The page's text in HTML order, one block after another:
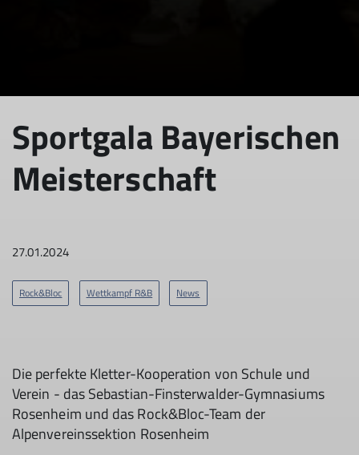
Sportgala Bayerischen
Meisterschaft
27.01.2024
Rock&Bloc Wettkampf R&B News
Die perfekte Kletter-Kooperation von Schule und
Verein - das Sebastian-Finsterwalder-Gymnasiums
Rosenheim und das Rock&Bloc-Team der
Alpenvereinssektion Rosenheim